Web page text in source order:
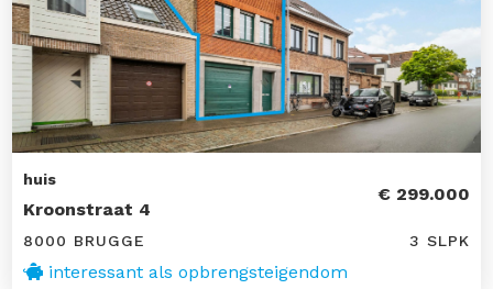
huis
Kroonstraat 4
€ 299.000
8000 BRUGGE 3 SLPK
interessant als opbrengsteigendom